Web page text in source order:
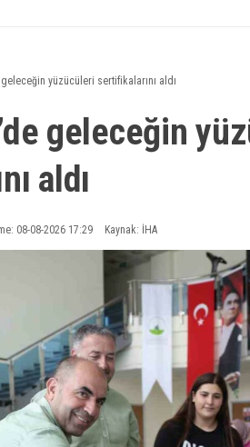
yüzücüleri sertifikalarını aldı
geleceğin
aldı
08-08-2026 17:29 Kaynak: İHA